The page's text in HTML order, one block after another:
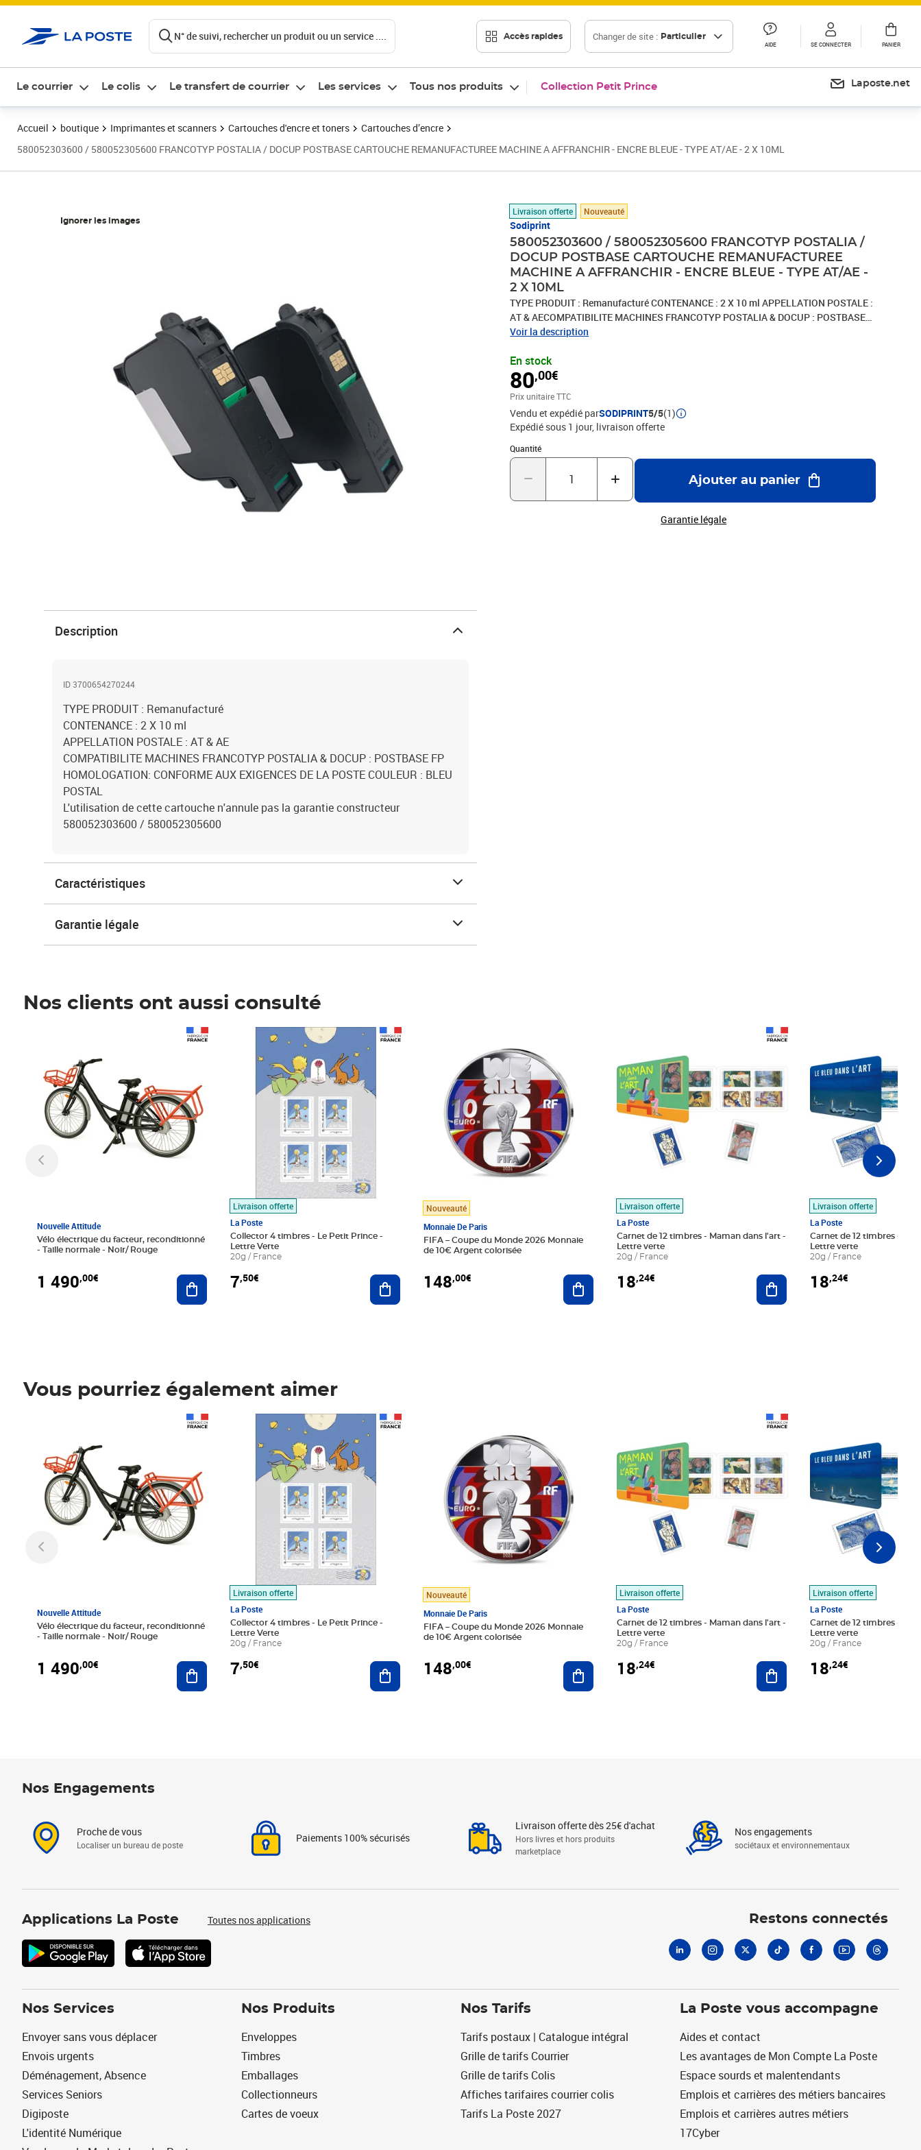
N° de suivi, rechercher un produit ou un service .... Accès rapides Changer de site : Particulier
AIDE SE CONNECTER PANIER
Le courrier Le colis Le transfert de courrier Les services Tous nos produits Collection Petit Prince Laposte.net
Accueil boutique Imprimantes et scanners Cartouches d'encre et toners
Cartouches d’encre
580052303600 / 580052305600 FRANCOTYP POSTALIA / DOCUP POSTBASE CARTOUCHE REMANUFACTUREE MACHINE A AFFRANCHIR - ENCRE BLEUE - TYPE AT/AE - 2 X 10ML
Ignorer les images
Livraison offerte Nouveauté
Sodiprint
580052303600 / 580052305600 FRANCOTYP POSTALIA /
DOCUP POSTBASE CARTOUCHE REMANUFACTUREE
MACHINE A AFFRANCHIR - ENCRE BLEUE - TYPE AT/AE -
2 X 10ML
TYPE PRODUIT : Remanufacturé CONTENANCE : 2 X 10 ml APPELLATION POSTALE :
AT & AECOMPATIBILITE MACHINES FRANCOTYP POSTALIA & DOCUP : POSTBASE
FPHOMOLOGATION: CONFORME AUX EXIGENCES DE LA POSTE COULEUR : BLEU
constructeur580052303600 / 580052305600
Voir la description
En stock
80,00€
Prix 80,00€
Prix unitaire TTC
Vendu et expédié parSODIPRINT5/5(1)
Expédié sous 1 jour livraison offerte
Quantité
Quantité : 1
Ajouter au panier
Garantie légale
Description
ID 3700654270244
TYPE PRODUIT : Remanufacturé
CONTENANCE : 2 X 10 ml
APPELLATION POSTALE : AT & AE
COMPATIBILITE MACHINES FRANCOTYP POSTALIA & DOCUP : POSTBASE FP
HOMOLOGATION: CONFORME AUX EXIGENCES DE LA POSTE COULEUR : BLEU
POSTAL
L'utilisation de cette cartouche n'annule pas la garantie constructeur
580052303600 / 580052305600
Caractéristiques
Garantie légale
Nos clients ont aussi consulté
Nouvelle Attitude
Vélo électrique du facteur, reconditionné
- Taille normale - Noir/ Rouge
1 490,00€ Ajouter au panier
Livraison offerte
La Poste
Collector 4 timbres - Le Petit Prince -
Lettre Verte
20g / France
7,50€
Prix 7,50€
Ajouter au panier
Nouveauté
Monnaie De Paris
FIFA – Coupe du Monde 2026 Monnaie
de 10€ Argent colorisée
148,00€ Ajouter au panier
Livraison offerte
La Poste
Carnet de 12 timbres - Maman dans l'art -
Lettre verte
20g / France
18,24€ Ajouter au panier
Livraison offerte
La Poste
Carnet de 12 timbres - Le
Lettre verte
20g / France
18,24€
Vous pourriez également aimer
Nouvelle Attitude
Vélo électrique du facteur, reconditionné
- Taille normale - Noir/ Rouge
1 490,00€ Ajouter au panier
Livraison offerte
La Poste
Collector 4 timbres - Le Petit Prince -
Lettre Verte
20g / France
7,50€
Prix 7,50€
Ajouter au panier
Nouveauté
Monnaie De Paris
FIFA – Coupe du Monde 2026 Monnaie
de 10€ Argent colorisée
148,00€ Ajouter au panier
Livraison offerte
La Poste
Carnet de 12 timbres - Maman dans l'art -
Lettre verte
20g / France
18,24€ Ajouter au panier
Livraison offerte
La Poste
Carnet de 12 timbres - Le
Lettre verte
20g / France
18,24€
Nos Engagements
Proche de vous
Localiser un bureau de poste
Paiements 100% sécurisés
Livraison offerte dès 25€ d'achat
Hors livres et hors produits
marketplace
Nos engagements
sociétaux et environnementaux
Applications La Poste Toutes nos applications Restons connectés
Nos Services
Envoyer sans vous déplacer
Envois urgents
Déménagement, Absence
Services Seniors
Digiposte
L'identité Numérique
Nos Produits
Enveloppes
Timbres
Emballages
Collectionneurs
Cartes de voeux
Nos Tarifs
Tarifs postaux | Catalogue intégral
Grille de tarifs Courrier
Grille de tarifs Colis
Affiches tarifaires courrier colis
Tarifs La Poste 2027
La Poste vous accompagne
Aides et contact
Les avantages de Mon Compte La Poste
Espace sourds et malentendants
Emplois et carrières des métiers bancaires
Emplois et carrières autres métiers
17Cyber